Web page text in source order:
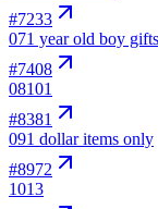
#7233
071 year old boy gifts
#7408
08101
#8381
091 dollar items only
#8972
1013